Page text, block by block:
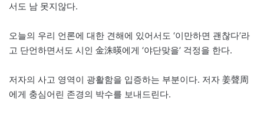
서도 남 못지않다.
오늘의 우리 언론에 대한 견해에 있어서도 ‘이만하면 괜찮다’라
고 단언하면서도 시인 金洙暎에게 ‘야단맞을’ 걱정을 한다.
저자의 사고 영역이 광활함을 입증하는 부분이다. 저자 姜聲周
에게 충심어린 존경의 박수를 보내드린다.